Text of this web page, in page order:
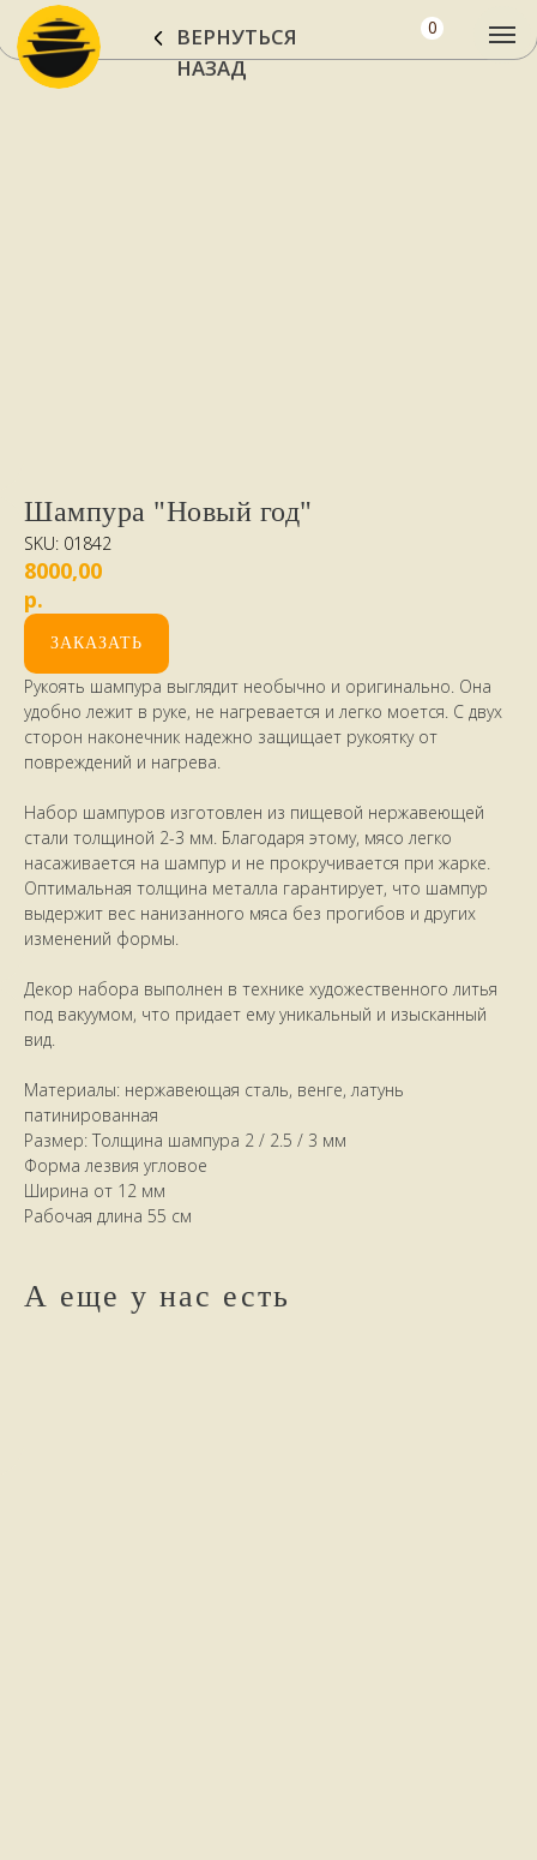
ВЕРНУТЬСЯ
НАЗАД
Шампура "Новый год"
SKU: 01842
8000,00
р.
ЗАКАЗАТЬ
Рукоять шампура выглядит необычно и оригинально. Она
удобно лежит в руке, не нагревается и легко моется. С двух
сторон наконечник надежно защищает рукоятку от
повреждений и нагрева.
Набор шампуров изготовлен из пищевой нержавеющей
стали толщиной 2-3 мм. Благодаря этому, мясо легко
насаживается на шампур и не прокручивается при жарке.
Оптимальная толщина металла гарантирует, что шампур
выдержит вес нанизанного мяса без прогибов и других
изменений формы.
Декор набора выполнен в технике художественного литья
под вакуумом, что придает ему уникальный и изысканный
вид.
Материалы: нержавеющая сталь, венге, латунь
патинированная
Размер: Толщина шампура 2 / 2.5 / 3 мм
Форма лезвия угловое
Ширина от 12 мм
Рабочая длина 55 см
А еще у нас есть